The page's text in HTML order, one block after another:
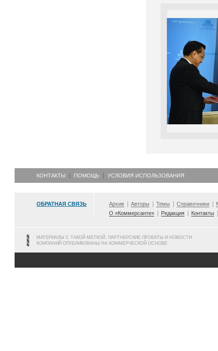
КОНТАКТЫ ПОМОЩЬ УСЛОВИЯ ИСПОЛЬЗОВАНИЯ
ОБРАТНАЯ СВЯЗЬ Архив Авторы Темы Справочники
О «Коммерсанте»
Редакция Контакты
МАТЕРИАЛЫ С ТАКОЙ МЕТКОЙ, ПАРТНЕРСКИЕ ПРОЕКТЫ И НОВОСТИ
КОМПАНИЙ ОПУБЛИКОВАНЫ НА КОММЕРЧЕСКОЙ ОСНОВЕ